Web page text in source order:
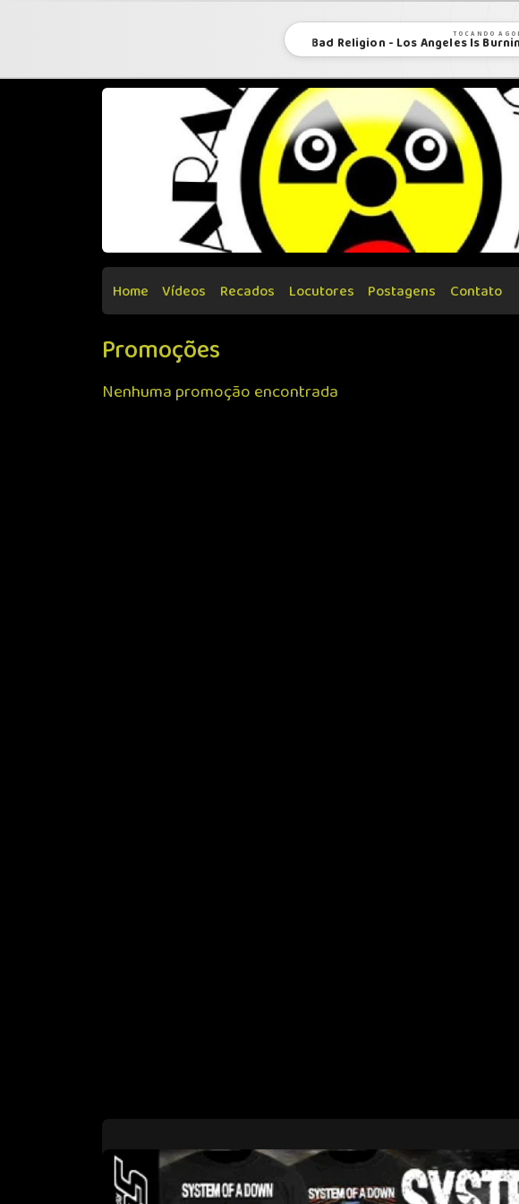
TOCANDO
Bad Religion - Los Angeles Is
Home Vídeos Recados Locutores Postagens Contato
Promoções
Nenhuma promoção encontrada